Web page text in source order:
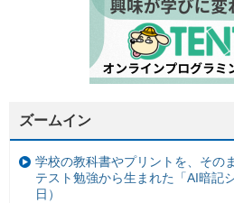
ズームイン
学校の教科書やプリントを、その
テスト勉強から生まれた「AI暗記
日）